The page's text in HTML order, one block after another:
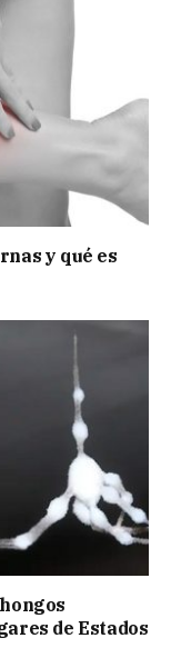
y qué es
de Estados